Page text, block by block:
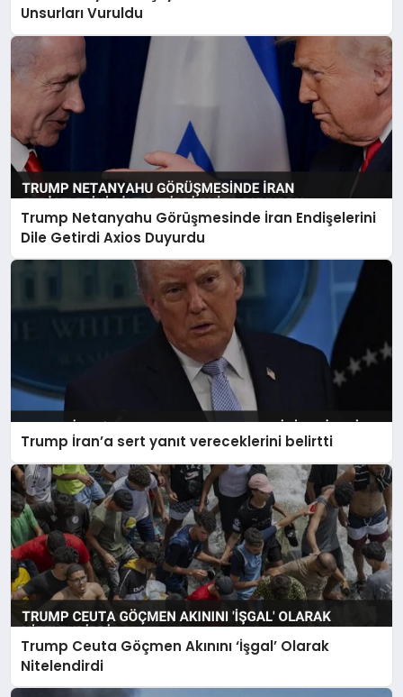
Unsurları Vuruldu
Trump Netanyahu Görüşmesinde İran Endişelerini
Dile Getirdi Axios Duyurdu
Trump İran’a sert yanıt vereceklerini belirtti
Trump Ceuta Göçmen Akınını ‘İşgal’ Olarak
Nitelendirdi